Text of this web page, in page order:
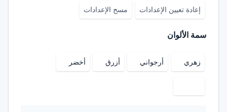
إعادة تعيين الإعدادات مسح الإعدادات
سمة الألوان
زهري أرجواني أزرق أخضر